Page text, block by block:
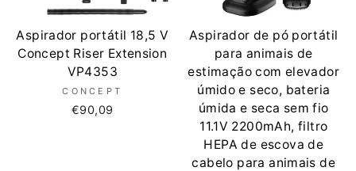
Aspirador portátil 18,5 V
Concept Riser Extension
VP4353
CONCEPT
€90,09
Aspirador de pó portátil
para animais de
estimação com elevador
úmido e seco, bateria
úmida e seca sem fio
11.1V 2200mAh, filtro
HEPA de escova de
cabelo para animais de